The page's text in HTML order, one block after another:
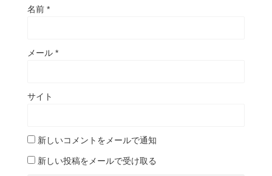
名前 *
メール *
サイト
新しいコメントをメールで通知
新しい投稿をメールで受け取る